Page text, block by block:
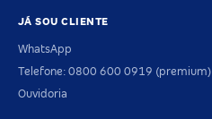
JÁ SOU CLIENTE
WhatsApp
Telefone: 0800 600 0919 (premium)
Ouvidoria